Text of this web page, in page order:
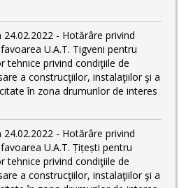
- Hotărâre privind
U.A.T. Tigveni pentru
tehnice privind condiţiile de
a construcţiilor, instalaţiilor şi a
în zona drumurilor de interes
- Hotărâre privind
U.A.T. Țițești pentru
tehnice privind condiţiile de
a construcţiilor, instalaţiilor şi a